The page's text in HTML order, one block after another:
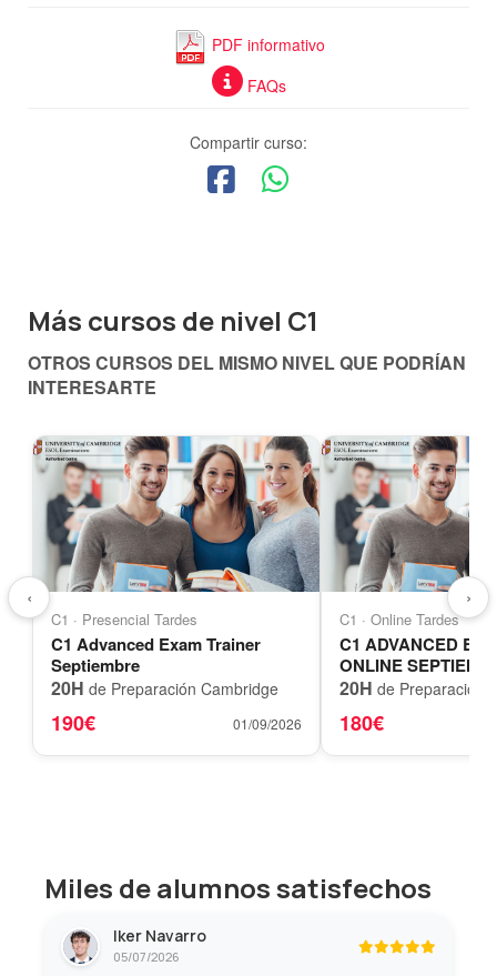
PDF informativo
FAQs
Compartir curso:
Más cursos de nivel C1
OTROS CURSOS DEL MISMO NIVEL QUE PODRÍAN
INTERESARTE
C1 · Presencial Tardes
C1 Advanced Exam Trainer
Septiembre
20H de Preparación Cambridge
190€ 01/09/2026
C1 · Online Tardes
C1 ADVANCED
ONLINE
20H de Preparación
180€
‹ ›
Miles de alumnos satisfechos
Iker Navarro
05/07/2026